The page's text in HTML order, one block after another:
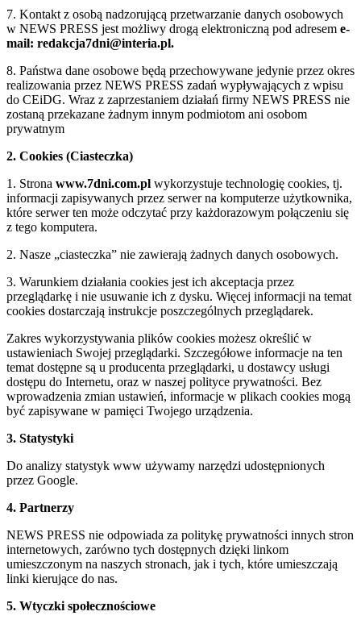
7. Kontakt z osobą nadzorującą przetwarzanie danych osobowych
w NEWS PRESS jest możliwy drogą elektroniczną pod adresem e-
mail: redakcja7dni@interia.pl.
8. Państwa dane osobowe będą przechowywane jedynie przez okres
realizowania przez NEWS PRESS zadań wypływających z wpisu
do CEiDG. Wraz z zaprzestaniem działań firmy NEWS PRESS nie
zostaną przekazane żadnym innym podmiotom ani osobom
prywatnym
2. Cookies (Ciasteczka)
1. Strona www.7dni.com.pl wykorzystuje technologię cookies, tj.
informacji zapisywanych przez serwer na komputerze użytkownika,
które serwer ten może odczytać przy każdorazowym połączeniu się
z tego komputera.
2. Nasze „ciasteczka” nie zawierają żadnych danych osobowych.
3. Warunkiem działania cookies jest ich akceptacja przez
przeglądarkę i nie usuwanie ich z dysku. Więcej informacji na temat
cookies dostarczają instrukcje poszczególnych przeglądarek.
Zakres wykorzystywania plików cookies możesz określić w
ustawieniach Swojej przeglądarki. Szczegółowe informacje na ten
temat dostępne są u producenta przeglądarki, u dostawcy usługi
dostępu do Internetu, oraz w naszej polityce prywatności. Bez
wprowadzenia zmian ustawień, informacje w plikach cookies mogą
być zapisywane w pamięci Twojego urządzenia.
3. Statystyki
Do analizy statystyk www używamy narzędzi udostępnionych
przez Google.
4. Partnerzy
NEWS PRESS nie odpowiada za politykę prywatności innych stron
internetowych, zarówno tych dostępnych dzięki linkom
umieszczonym na naszych stronach, jak i tych, które umieszczają
linki kierujące do nas.
5. Wtyczki społecznościowe